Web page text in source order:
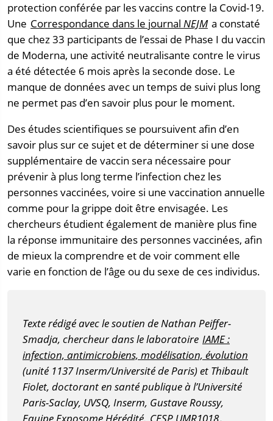
protection conférée par les vaccins contre la Covid-19.
Une Correspondance dans le journal NEJM a constaté
que chez 33 participants de l’essai de Phase I du vaccin
de Moderna, une activité neutralisante contre le virus
a été détectée 6 mois après la seconde dose. Le
manque de données avec un temps de suivi plus long
ne permet pas d’en savoir plus pour le moment.
Des études scientifiques se poursuivent afin d’en
savoir plus sur ce sujet et de déterminer si une dose
supplémentaire de vaccin sera nécessaire pour
prévenir à plus long terme l’infection chez les
personnes vaccinées, voire si une vaccination annuelle
comme pour la grippe doit être envisagée. Les
chercheurs étudient également de manière plus fine
la réponse immunitaire des personnes vaccinées, afin
de mieux la comprendre et de voir comment elle
varie en fonction de l’âge ou du sexe de ces individus.
Texte rédigé avec le soutien de Nathan Peiffer-
Smadja, chercheur dans le laboratoire IAME :
infection, antimicrobiens, modélisation, évolution
(unité 1137 Inserm/Université de Paris) et Thibault
Fiolet, doctorant en santé publique à l’Université
Paris-Saclay, UVSQ, Inserm, Gustave Roussy,
Equipe Exposome Hérédité, CESP UMR1018.